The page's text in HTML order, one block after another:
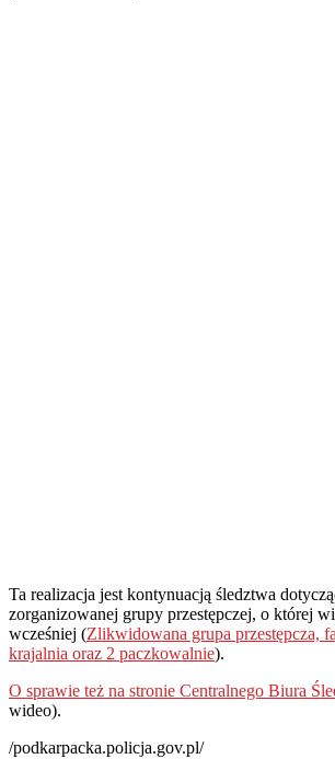
Ta realizacja jest kontynuacją śledztwa
zorganizowanej grupy przestępczej, o której
wcześniej (Zlikwidowana grupa przestępcza,
krajalnia oraz 2 paczkowalnie).
O sprawie też na stronie Centralnego Biura
wideo).
/podkarpacka.policja.gov.pl/